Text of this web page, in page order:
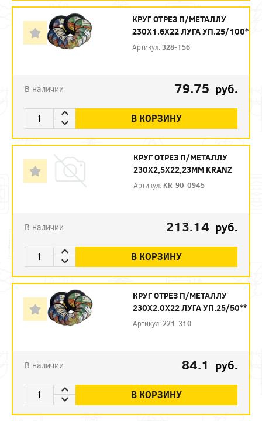
КРУГ ОТРЕЗ П/МЕТАЛЛУ
230Х1.6Х22 ЛУГА УП.25/100*
Артикул: 328-156
В наличии 79.75 руб.
В КОРЗИНУ
КРУГ ОТРЕЗ П/МЕТАЛЛУ
230Х2,5Х22,23ММ KRANZ
Артикул: KR-90-0945
В наличии 213.14 руб.
В КОРЗИНУ
КРУГ ОТРЕЗ П/МЕТАЛЛУ
230Х2.0Х22 ЛУГА УП.25/50**
Артикул: 221-310
В наличии 84.1 руб.
В КОРЗИНУ